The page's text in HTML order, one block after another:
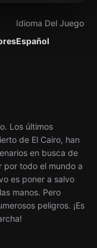
Español
Idioma Del Juego
Los últimos
de El Cairo, han
en busca de
por todo el mundo a
es poner a salvo
manos. Pero
peligros. ¡Es